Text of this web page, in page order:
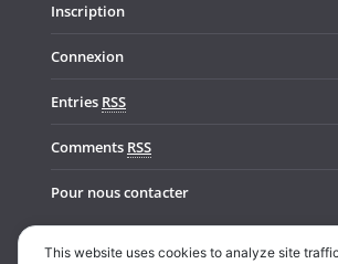
Inscription
Connexion
Entries RSS
Comments RSS
Pour nous contacter
This website uses cookies to analyze site